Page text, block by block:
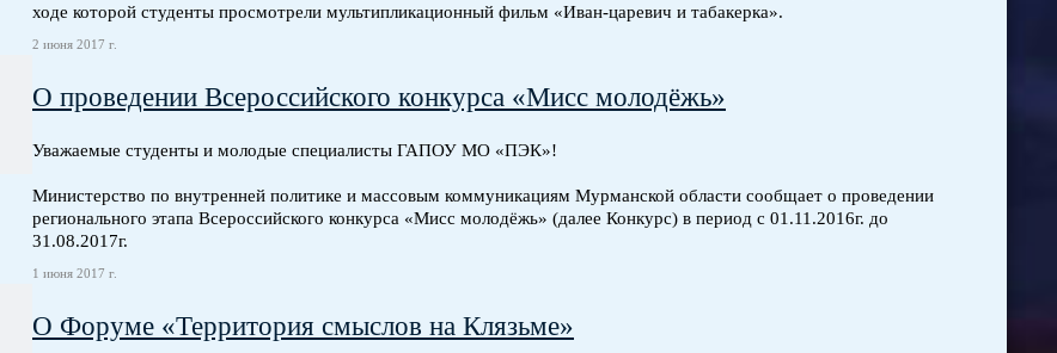
ходе которой студенты просмотрели мультипликационный фильм «Иван-царевич и табакерка».
2 июня 2017 г.
О проведении Всероссийского конкурса «Мисс молодёжь»
Уважаемые студенты и молодые специалисты ГАПОУ МО «ПЭК»!
Министерство по внутренней политике и массовым коммуникациям Мурманской области сообщает о проведении
регионального этапа Всероссийского конкурса «Мисс молодёжь» (далее Конкурс) в период с 01.11.2016г. до
31.08.2017г.
1 июня 2017 г.
О Форуме «Территория смыслов на Клязьме»